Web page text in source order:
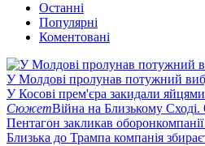
Останні
Популярні
Коментовані
У Молдові пролунав потужний
У Косові прем'єра закидали
СюжетВійна на Близькому
Пентагон закликав
Близька до Трампа компанія